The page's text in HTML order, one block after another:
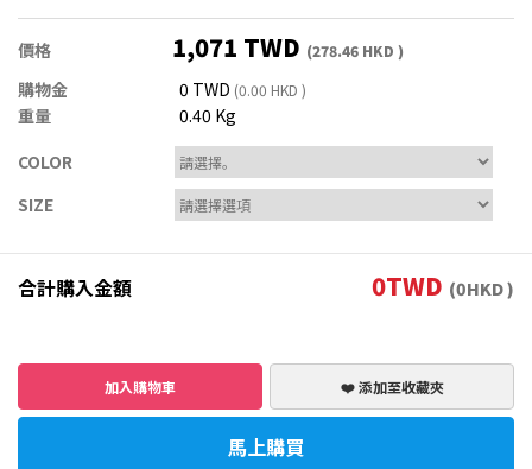
價格 1,071 TWD (278.46 HKD )
購物金 0 TWD (0.00 HKD )
重量
0.40 Kg
COLOR
SIZE
合計購入金額 0TWD (0HKD )
加入購物車 ❤️ 添加至收藏夾
馬上購買